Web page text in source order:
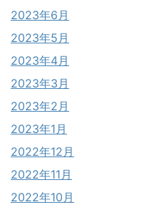
2023年6月
2023年5月
2023年4月
2023年3月
2023年2月
2023年1月
2022年12月
2022年11月
2022年10月